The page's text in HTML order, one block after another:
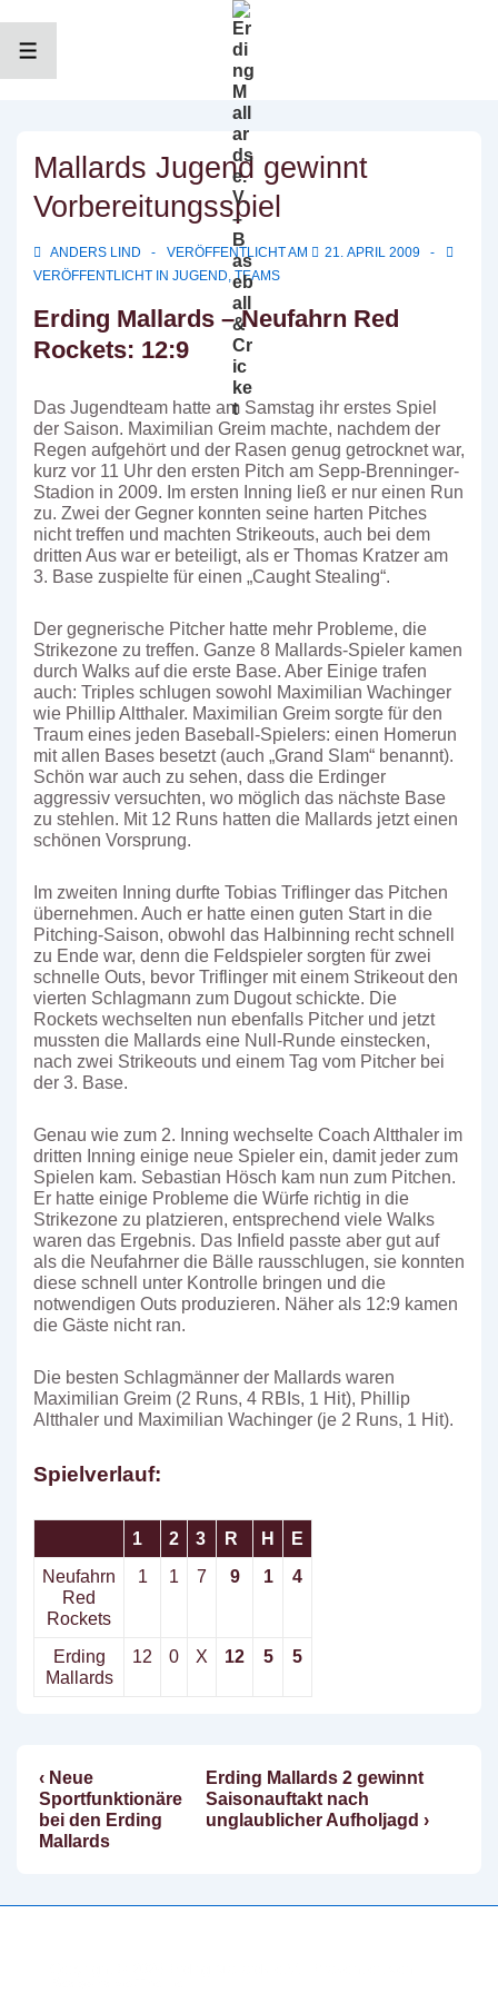
InhaltMENÜ
Mallards Jugend gewinnt
Vorbereitungsspiel
ANDERS LIND VERÖFFENTLICHT AM
21. APRIL 2009
VERÖFFENTLICHT IN JUGEND,TEAMS
Erding Mallards – Neufahrn Red
Rockets: 12:9
Das Jugendteam hatte am Samstag ihr erstes Spiel
der Saison. Maximilian Greim machte, nachdem der
Regen aufgehört und der Rasen genug getrocknet war,
kurz vor 11 Uhr den ersten Pitch am Sepp-Brenninger-
Stadion in 2009. Im ersten Inning ließ er nur einen Run
zu. Zwei der Gegner konnten seine harten Pitches
nicht treffen und machten Strikeouts, auch bei dem
dritten Aus war er beteiligt, als er Thomas Kratzer am
3. Base zuspielte für einen „Caught Stealing“.
Der gegnerische Pitcher hatte mehr Probleme, die
Strikezone zu treffen. Ganze 8 Mallards-Spieler kamen
durch Walks auf die erste Base. Aber Einige trafen
auch: Triples schlugen sowohl Maximilian Wachinger
wie Phillip Altthaler. Maximilian Greim sorgte für den
Traum eines jeden Baseball-Spielers: einen Homerun
mit allen Bases besetzt (auch „Grand Slam“ benannt).
Schön war auch zu sehen, dass die Erdinger
aggressiv versuchten, wo möglich das nächste Base
zu stehlen. Mit 12 Runs hatten die Mallards jetzt einen
schönen Vorsprung.
Im zweiten Inning durfte Tobias Triflinger das Pitchen
übernehmen. Auch er hatte einen guten Start in die
Pitching-Saison, obwohl das Halbinning recht schnell
zu Ende war, denn die Feldspieler sorgten für zwei
schnelle Outs, bevor Triflinger mit einem Strikeout den
vierten Schlagmann zum Dugout schickte. Die
Rockets wechselten nun ebenfalls Pitcher und jetzt
mussten die Mallards eine Null-Runde einstecken,
nach zwei Strikeouts und einem Tag vom Pitcher bei
der 3. Base.
Genau wie zum 2. Inning wechselte Coach Altthaler im
dritten Inning einige neue Spieler ein, damit jeder zum
Spielen kam. Sebastian Hösch kam nun zum Pitchen.
Er hatte einige Probleme die Würfe richtig in die
Strikezone zu platzieren, entsprechend viele Walks
waren das Ergebnis. Das Infield passte aber gut auf
als die Neufahrner die Bälle rausschlugen, sie konnten
diese schnell unter Kontrolle bringen und die
notwendigen Outs produzieren. Näher als 12:9 kamen
die Gäste nicht ran.
Die besten Schlagmänner der Mallards waren
Maximilian Greim (2 Runs, 4 RBIs, 1 Hit), Phillip
Altthaler und Maximilian Wachinger (je 2 Runs, 1 Hit).
Spielverlauf:
1 2 3 R H
E
Neufahrn
Red
Rockets
1 1 7 9 1 4
Erding
Mallards
12 0 X 12 5 5
Beitragsnavigation
Vorheriger
Beitrag
ist
‹ Neue
Sportfunktionäre
bei den Erding
Mallards
Nächster
Beitrag
ist
Erding Mallards 2 gewinnt
Saisonauftakt nach
unglaublicher Aufholjagd ›